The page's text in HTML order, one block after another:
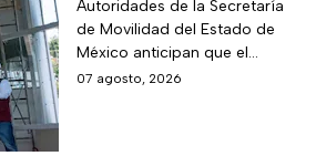
la Línea 3 del
Mexicable llega al
71,4% de avance y
anuncian cuándo
Autoridades de la Secretaría
de Movilidad del Estado de
México anticipan que el
transporte teleférico reducirá
07 agosto, 2026